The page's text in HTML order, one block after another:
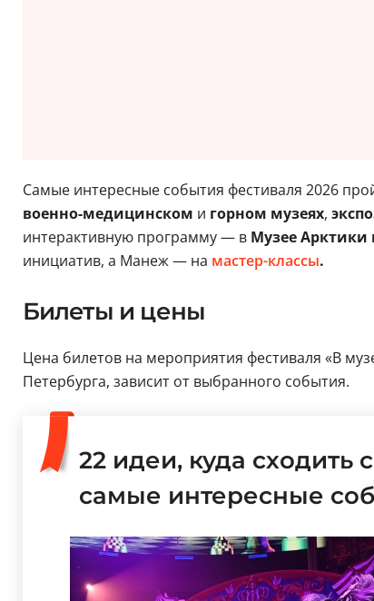
Самые интересные события фестиваля 2026
военно-медицинском и горном музеях,
интерактивную программу — в Музее Арктики
инициатив, а Манеж — на мастер-классы.
Билеты и цены
Цена билетов на мероприятия фестиваля «В
Петербурга, зависит от выбранного события.
22 идеи, куда сходить
самые интересные